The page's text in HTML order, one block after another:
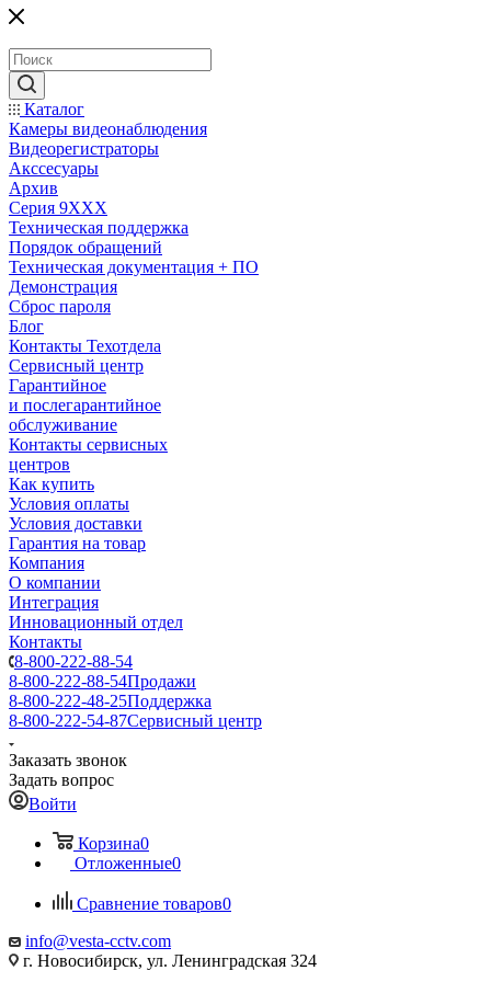
Каталог
Камеры видеонаблюдения
Видеорегистраторы
Акссесуары
Архив
Серия 9XXX
Техническая поддержка
Порядок обращений
Техническая документация + ПО
Демонстрация
Сброс пароля
Блог
Контакты Техотдела
Сервисный центр
Гарантийное
и послегарантийное
обслуживание
Контакты сервисных
центров
Как купить
Условия оплаты
Условия доставки
Гарантия на товар
Компания
О компании
Интеграция
Инновационный отдел
Контакты
8-800-222-88-54
8-800-222-88-54Продажи
8-800-222-48-25Поддержка
8-800-222-54-87Сервисный центр
Заказать звонок
Задать вопрос
Войти
Корзина0
Отложенные0
Сравнение товаров0
info@vesta-cctv.com
г. Новосибирск, ул. Ленинградская 324